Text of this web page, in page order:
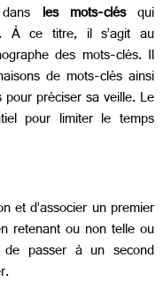
les mots-clésqui
À ce titre, il s’agit au
des mots-clés. Il
de mots-clés ainsi
pour préciser sa veille. Le
pour limiter le temps
et d’associer un premier
retenant ou non telle ou
de passer à un second